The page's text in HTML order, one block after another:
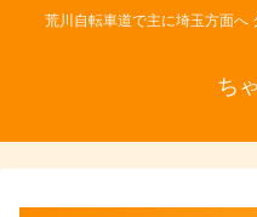
荒川自転車道で主に埼玉方面へ
ち